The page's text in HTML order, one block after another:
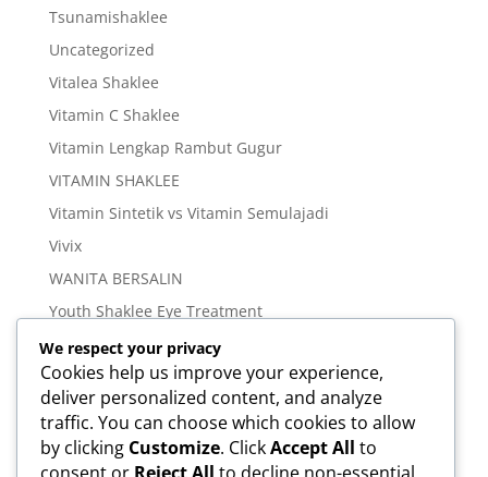
Tsunamishaklee
Uncategorized
Vitalea Shaklee
Vitamin C Shaklee
Vitamin Lengkap Rambut Gugur
VITAMIN SHAKLEE
Vitamin Sintetik vs Vitamin Semulajadi
Vivix
WANITA BERSALIN
Youth Shaklee Eye Treatment
YOUTH SKIN CARE SERIES
Meta
Log in
Entries feed
We respect your privacy
Cookies help us improve your experience,
deliver personalized content, and analyze
traffic. You can choose which cookies to allow
by clicking Customize. ClickAccept All to